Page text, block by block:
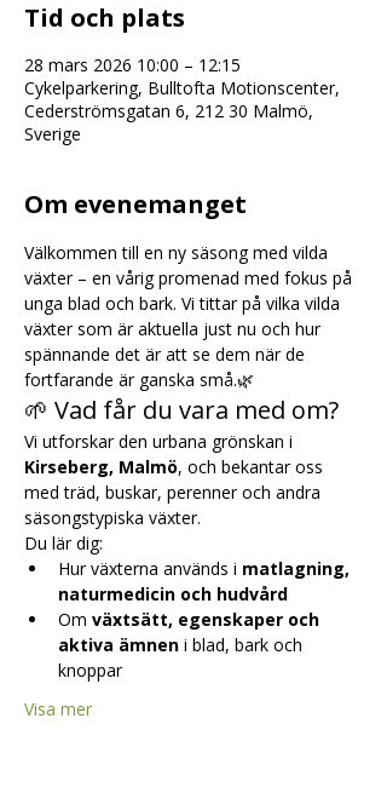
Tid och plats
28 mars 2026 10:00 – 12:15
Cykelparkering, Bulltofta Motionscenter,
Cederströmsgatan 6, 212 30 Malmö,
Sverige
Om evenemanget
Välkommen till en ny säsong med vilda
växter – en vårig promenad med fokus på
unga blad och bark. Vi tittar på vilka vilda
växter som är aktuella just nu och hur
spännande det är att se dem när de
fortfarande är ganska små.🌿
🌱 Vad får du vara med om?
Vi utforskar den urbana grönskan i
Kirseberg, Malmö, och bekantar oss
med träd, buskar, perenner och andra
säsongstypiska växter.
Du lär dig:
Hur växterna används i matlagning,
naturmedicin och hudvård
Om växtsätt, egenskaper och
aktiva ämnen i blad, bark och
knoppar
Visa mer